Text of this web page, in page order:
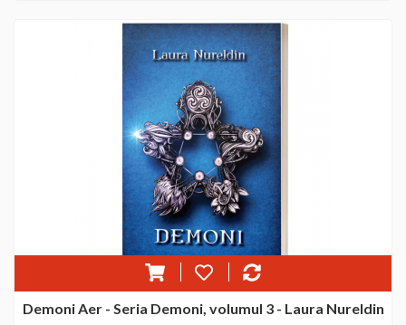
Demoni Aer - Seria Demoni, volumul 3 - Laura Nureldin